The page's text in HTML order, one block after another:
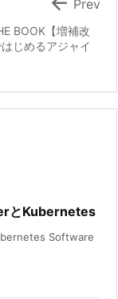
BOOK【増補改
じめるアジャイ
Prev
とKubernetes
Software